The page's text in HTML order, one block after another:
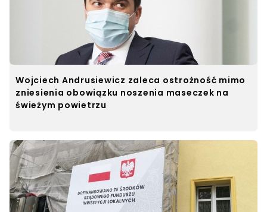
Wojciech Andrusiewicz zaleca ostrożność mimo
zniesienia obowiązku noszenia maseczek na
świeżym powietrzu